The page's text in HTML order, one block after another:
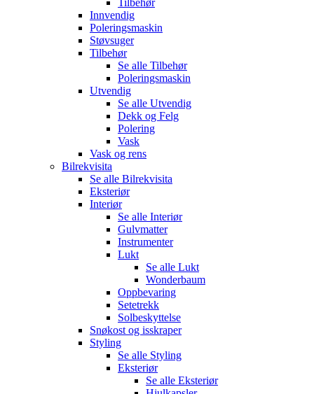
Innvendig
Poleringsmaskin
Støvsuger
Tilbehør
Se alle Tilbehør
Poleringsmaskin
Utvendig
Se alle Utvendig
Dekk og Felg
Polering
Vask
Vask og rens
Bilrekvisita
Se alle Bilrekvisita
Eksteriør
Interiør
Se alle Interiør
Gulvmatter
Instrumenter
Lukt
Se alle Lukt
Wonderbaum
Oppbevaring
Setetrekk
Solbeskyttelse
Snøkost og isskraper
Styling
Se alle Styling
Eksteriør
Se alle Eksteriør